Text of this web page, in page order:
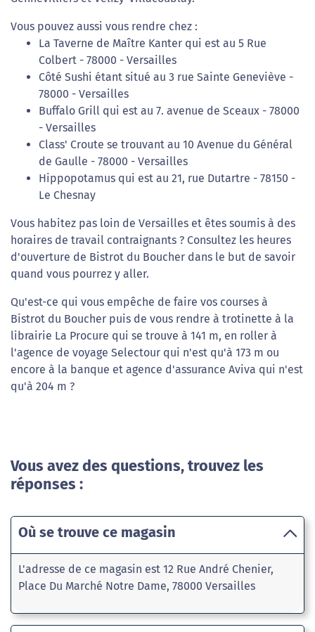
Vous pouvez aussi vous rendre chez :
La Taverne de Maître Kanter qui est au 5 Rue
Colbert - 78000 - Versailles
Côté Sushi étant situé au 3 rue Sainte Geneviève -
78000 - Versailles
Buffalo Grill qui est au 7. avenue de Sceaux - 78000
- Versailles
Class' Croute se trouvant au 10 Avenue du Général
de Gaulle - 78000 - Versailles
Hippopotamus qui est au 21, rue Dutartre - 78150 -
Le Chesnay
Vous habitez pas loin de Versailles et êtes soumis à des
horaires de travail contraignants ? Consultez les heures
d'ouverture de Bistrot du Boucher dans le but de savoir
quand vous pourrez y aller.
Qu'est-ce qui vous empêche de faire vos courses à
Bistrot du Boucher puis de vous rendre à trotinette à la
librairie La Procure qui se trouve à 141 m, en roller à
l'agence de voyage Selectour qui n'est qu'à 173 m ou
encore à la banque et agence d'assurance Aviva qui n'est
qu'à 204 m ?
Vous avez des questions, trouvez les
réponses :
Où se trouve ce magasin
L'adresse de ce magasin est 12 Rue André Chenier,
Place Du Marché Notre Dame, 78000 Versailles